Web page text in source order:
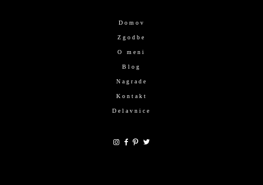
Domov
Zgodbe
O meni
Blog
Nagrade
Kontakt
Delavnice